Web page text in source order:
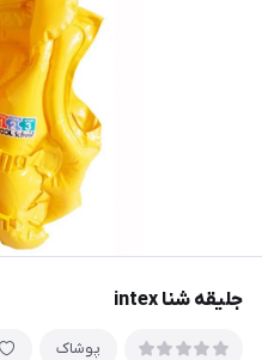
جلیقه شنا intex
پوشاک